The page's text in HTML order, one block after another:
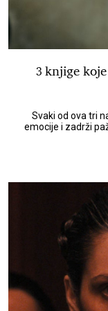
3 knjige
Svaki od ova tri
emocije i zadrži